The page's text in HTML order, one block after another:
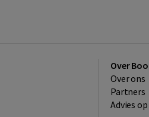
Over
Over ons
Partners
Advies